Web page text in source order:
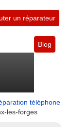
un réparateur
Blog
téléphone
les-forges